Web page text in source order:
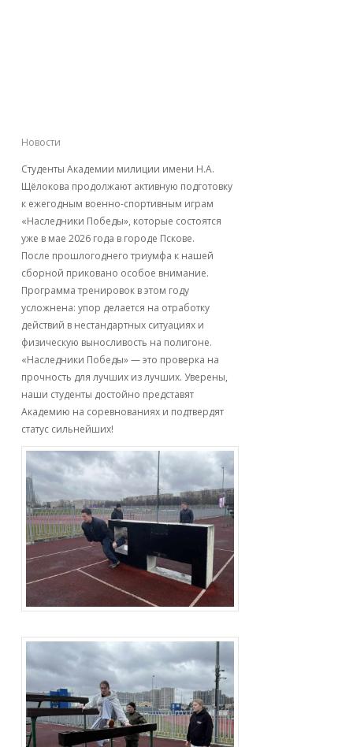
Новости
Студенты Академии милиции имени Н.А.
Щёлокова продолжают активную подготовку
к ежегодным военно-спортивным играм
«Наследники Победы», которые состоятся
уже в мае 2026 года в городе Пскове.
После прошлогоднего триумфа к нашей
сборной приковано особое внимание.
Программа тренировок в этом году
усложнена: упор делается на отработку
действий в нестандартных ситуациях и
физическую выносливость на полигоне.
«Наследники Победы» — это проверка на
прочность для лучших из лучших. Уверены,
наши студенты достойно представят
Академию на соревнованиях и подтвердят
статус сильнейших!